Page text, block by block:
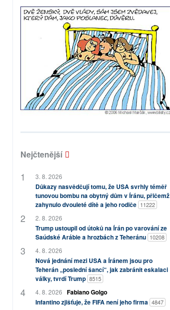
Nejčtenější
3. 8. 2026
Důkazy nasvědčují tomu, že USA svrhly téměř
tunovou bombu na obytný dům v Íránu, přičemž
zahynulo dvouleté dítě a jeho rodiče 11222
2. 8. 2026
Trump ustoupil od útoků na Írán po varování ze
Saúdské Arábie a hrozbách z Teheránu 10208
4. 8. 2026
Nová jednání mezi USA a Íránem jsou pro
Teherán „poslední šancí“, jak zabránit eskalaci
války, tvrdí Trump 8515
4. 8. 2026 Fabiano Golgo
Infantino zjišťuje, že FIFA není jeho firma 4847